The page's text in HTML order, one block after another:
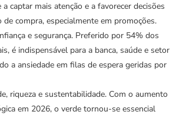
captar mais atenção e a favorecer decisões
compra, especialmente em promoções.
e segurança. Preferido por 54% dos
é indispensável para a banca, saúde e setor
a ansiedade em filas de espera geridas por
riqueza e sustentabilidade. Com o aumento
em 2026, o verde tornou-se essencial